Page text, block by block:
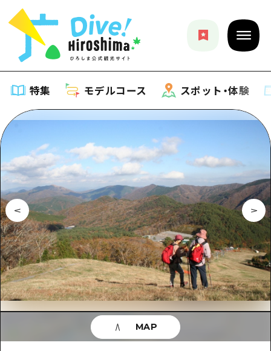
特集 モデルコース スポット・体験
特集
特集一覧
おすすめ
アート
イベント・祭り
グルメ・酒
サイクリング
ショッピング
スポーツ
モデルコース
モデルコース一覧
Dive! Hiroshima 公式ガイド
広島もしもトラベル
あたらしい非日常
広島市周辺
安芸
スポット・体験
スポット・体験一覧
広島市周辺
安芸
備後
備北
イベント
旬情報
お役立ち情報
お役立ち情報一覧
MAP